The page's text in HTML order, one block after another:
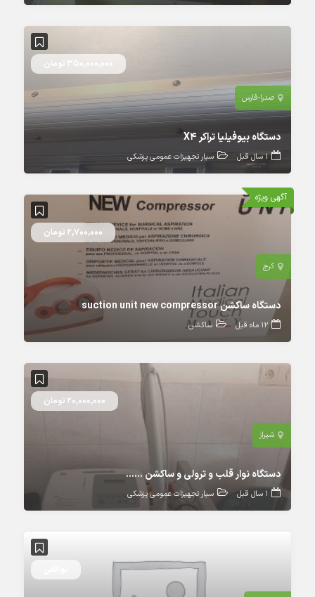
صدرا-فارس
350,000,000 تومان
دستگاه بیوفیلیا تراکر X4
1 سال قبل سیار تجهیزات عمومی پزشکی
آگهی ویژه
کرج
2,700,000 تومان
دستگاه ساکشن suction unit new compressor
12 ماه قبل ساکشن
شیراز
20,000,000 تومان
دستگاه نوار قلب و ترولی و ساکشن ……
1 سال قبل سیار تجهیزات عمومی پزشکی